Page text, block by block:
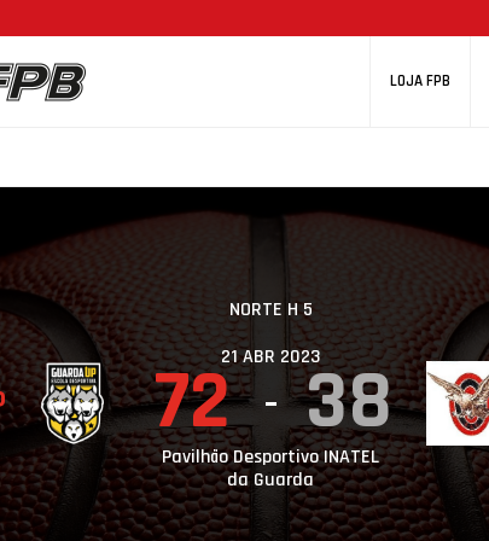
LOJA FPB
NORTE H 5
21 ABR 2023
72 38
Pavilhão Desportivo INATEL
da Guarda